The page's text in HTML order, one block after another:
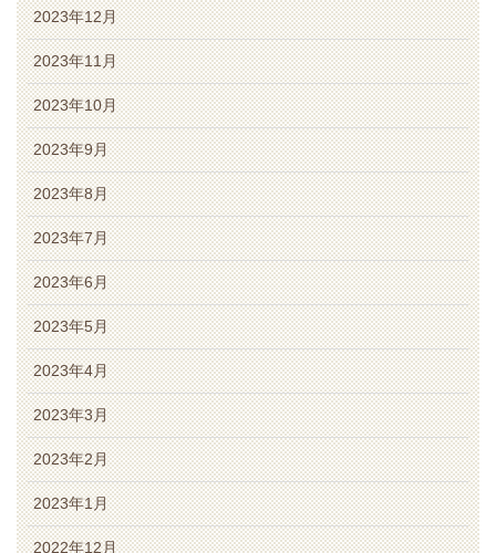
2023年12月
2023年11月
2023年10月
2023年9月
2023年8月
2023年7月
2023年6月
2023年5月
2023年4月
2023年3月
2023年2月
2023年1月
2022年12月